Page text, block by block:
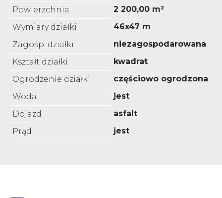
Powierzchnia
2 200,00 m²
Wymiary działki
46x47 m
Zagosp. działki
niezagospodarowana
Kształt działki
kwadrat
Ogrodzenie działki
częściowo ogrodzona
Woda
jest
Dojazd
asfalt
Prąd
jest